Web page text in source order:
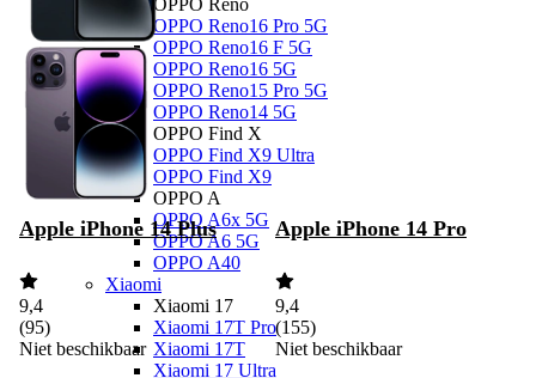
OPPO Reno
OPPO Reno16 Pro 5G
OPPO Reno16 F 5G
OPPO Reno16 5G
OPPO Reno15 Pro 5G
OPPO Reno14 5G
OPPO Find X
OPPO Find X9 Ultra
OPPO Find X9
OPPO A
OPPO A6x 5G
OPPO A6 5G
OPPO A40
Xiaomi
Xiaomi 17
Xiaomi 17T Pro
Xiaomi 17T
Xiaomi 17 Ultra
Apple iPhone 14 Plus
9,4
(95)
Niet beschikbaar
Apple iPhone 14 Pro
9,4
(155)
Niet beschikbaar